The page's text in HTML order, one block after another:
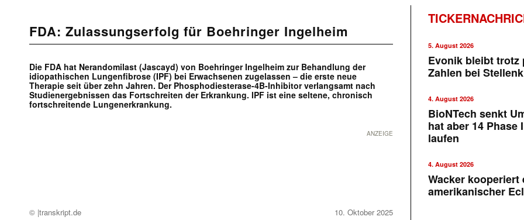
FDA: Zulassungserfolg für Boehringer Ingelheim
Die FDA hat Nerandomilast (Jascayd) von Boehringer Ingelheim zur Behandlung der
idiopathischen Lungenfibrose (IPF) bei Erwachsenen zugelassen – die erste neue
Therapie seit über zehn Jahren. Der Phosphodiesterase-4B-Inhibitor verlangsamt nach
Studienergebnissen das Fortschreiten der Erkrankung. IPF ist eine seltene, chronisch
fortschreitende Lungenerkrankung.
ANZEIGE
© |transkript.de 10. Oktober 2025
5. August 2026
Evonik bleibt trotz
Zahlen bei
4. August 2026
BioNTech senkt
hat aber 14 Phase
laufen
4. August 2026
Wacker kooperiert
amerikanischer